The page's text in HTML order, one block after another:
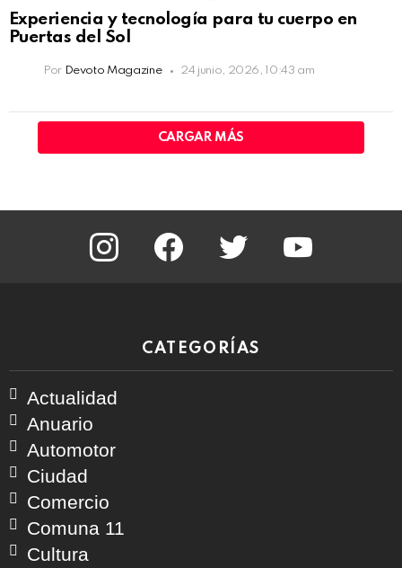
Experiencia y tecnología para tu cuerpo en
Puertas del Sol
Por Devoto Magazine 24 junio, 2026, 10:43 am
CARGAR MÁS
instagram facebook twitter
CATEGORÍAS
Actualidad
Anuario
Automotor
Ciudad
Comercio
Comuna 11
Cultura